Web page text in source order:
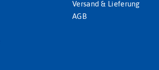
Versand & Lieferung
AGB